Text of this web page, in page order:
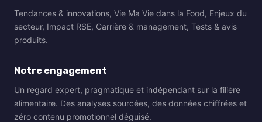
Tendances & innovations, Vie Ma Vie dans la Food, Enjeux du
secteur, Impact RSE, Carrière & management, Tests & avis
produits.
Notre engagement
Un regard expert, pragmatique et indépendant sur la filière
alimentaire. Des analyses sourcées, des données chiffrées et
zéro contenu promotionnel déguisé.